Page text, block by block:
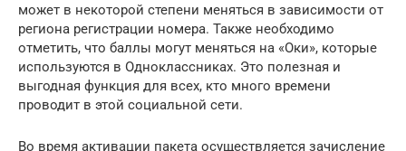
может в некоторой степени меняться в зависимости от
региона регистрации номера. Также необходимо
отметить, что баллы могут меняться на «Оки», которые
используются в Одноклассниках. Это полезная и
выгодная функция для всех, кто много времени
проводит в этой социальной сети.
Во время активации пакета осуществляется зачисление